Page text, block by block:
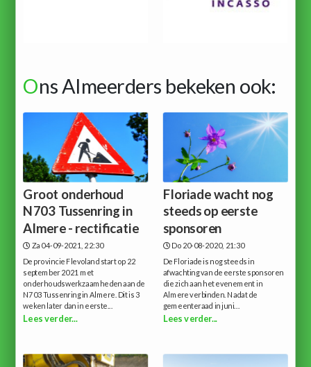
Ons Almeerders bekeken ook:
Groot onderhoud
N703 Tussenring in
Almere - rectificatie
Za 04-09-2021, 22:30
De provincie Flevoland start op 22
september 2021 met
onderhoudswerkzaamheden aan de
N703 Tussenring in Almere. Dit is 3
weken later dan in eerste...
Lees verder...
Floriade wacht nog
steeds op eerste
sponsoren
Do 20-08-2020, 21:30
De Floriade is nog steeds in
afwachting van de eerste sponsoren
die zich aan het evenement in
Almere verbinden. Nadat de
gemeenteraad in juni...
Lees verder...